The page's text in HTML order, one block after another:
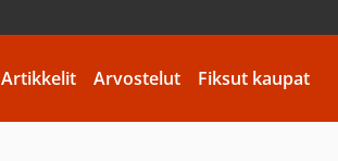
Artikkelit Arvostelut Fiksut kaupat